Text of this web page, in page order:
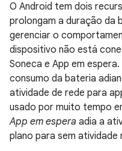
O Android tem dois
prolongam a duração da
gerenciar o
dispositivo não está
Soneca e App em
consumo da bateria
atividade de rede para
usado por muito tempo
App em espera adia a
plano para sem atividade